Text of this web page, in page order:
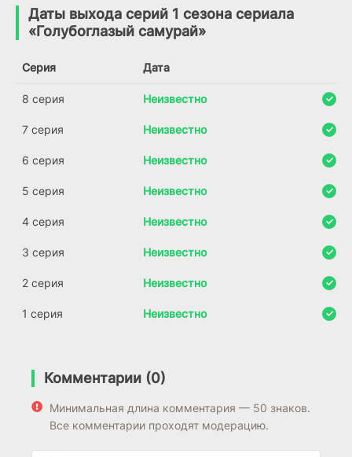
(2019)
9.4
Даты выхода серий 1 сезона сериала
«Голубоглазый самурай»
Серия Дата
8 серия Неизвестно
7 серия Неизвестно
6 серия Неизвестно
5 серия Неизвестно
4 серия Неизвестно
3 серия Неизвестно
2 серия Неизвестно
1 серия Неизвестно
Комментарии (0)
Минимальная длина комментария — 50 знаков.
Все комментарии проходят модерацию.